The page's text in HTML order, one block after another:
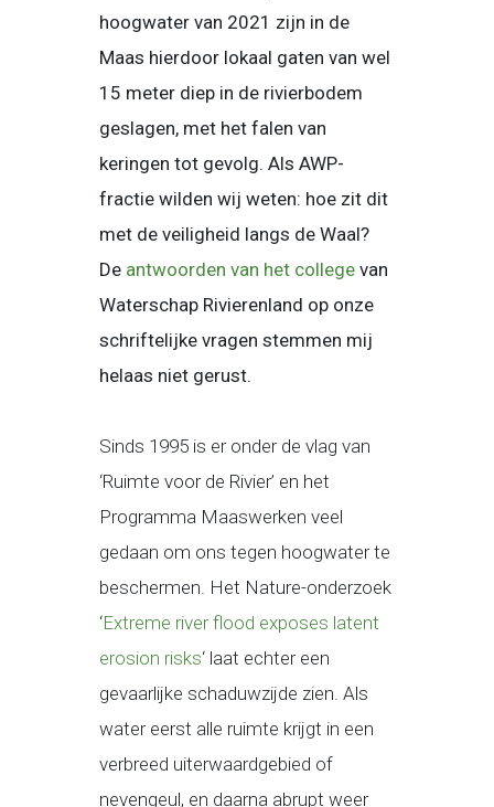
hoogwater van 2021 zijn in de
Maas hierdoor lokaal gaten van wel
15 meter diep in de rivierbodem
geslagen, met het falen van
keringen tot gevolg. Als AWP-
fractie wilden wij weten: hoe zit dit
met de veiligheid langs de Waal?
De antwoorden van het collegevan
Waterschap Rivierenland op onze
schriftelijke vragen stemmen mij
helaas niet gerust.
Sinds 1995 is er onder de vlag van
‘Ruimte voor de Rivier’ en het
Programma Maaswerken veel
gedaan om ons tegen hoogwater te
beschermen. Het Nature-onderzoek
‘Extreme river flood exposes latent
erosion risks‘ laat echter een
gevaarlijke schaduwzijde zien. Als
water eerst alle ruimte krijgt in een
verbreed uiterwaardgebied of
nevengeul, en daarna abrupt weer